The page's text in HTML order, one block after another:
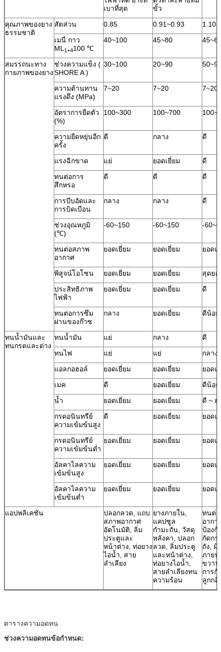
เบาที่สุด
ขั้ว
คุณภาพของยาง
ธรรมชาติ
สัดส่วน 0.85 0.91~0.93
1.10
เมนี่ กาว
ML 1+4100 ℃
40~100 45~80
สมรรถนะทาง
กายภาพของยาง
ช่วงความแข็ง (
SHORE A )
30~100 20~90
ความต้านทาน
แรงดึง (MPa)
7~20 7~20 7~20
อัตราการยืดตัว
(%)
100~300 100~700
ความยืดหยุ่นอีก
ครั้ง
ดี กลาง ดี
แรงฉีกขาด แย่ ยอดเยี่ยม
ดี
ทนต่อการ
สึกหรอ
ดี ดี ดี
การบีบอัดและ
การบิดเบือน
กลาง กลาง ดี
ช่วงอุณหภูมิ
(℃)
-60~150 -60~150 -
ทนต่อสภาพ
อากาศ
ยอดเยี่ยม ยอดเยี่ยม ยอดเ
พิสูจน์โอโซน ยอดเยี่ยม ยอดเยี่ยม
สุดยอ
ประสิทธิภาพ
ไฟฟ้า
ยอดเยี่ยม ยอดเยี่ยม ดี
ทนต่อการซึม
ผ่านของก๊าซ
กลาง ยอดเยี่ยม ดีน้อย
ทนน้ำมันและ
ทนกรดและด่าง
ทนน้ำมัน แย่ กลาง
ดี
ทนไฟ
แย่ แย่
กลาง
แอลกอฮอล์
ยอดเยี่ยม ยอดเยี่ยม
ยอดเ
เมค
ดี ยอดเยี่ยม
ดีน้อย
น้ำ
ยอดเยี่ยม ยอดเยี่ยม
ดี ~ ย
กรดอนินทรีย์
ความเข้มข้นสูง
ดี ยอดเยี่ยม ยอดเ
กรดอนินทรีย์
ความเข้มข้นต่ำ
ยอดเยี่ยม ยอดเยี่ยม ยอดเ
อัลคาไลความ
เข้มข้นสูง
ยอดเยี่ยม ยอดเยี่ยม ยอดเ
อัลคาไลความ
เข้มข้นต่ำ
ยอดเยี่ยม ยอดเยี่ยม ยอดเ
แอปพลิเคชัน
ปลอกลวด, แถบ
สภาพอากาศ
อัตโนมัติ, ลิ่ม
ประตูและ
หน้าต่าง, ท่อยาง
ไอน้ำ, สาย
ลำเลียง
ยางภายใน,
แคปซูล
กำมะถัน, วัสดุ
หลังคา, ปลอก
ลวด, ลิ่มประตู
และหน้าต่าง,
ท่อยางไอน้ำ,
สายลำเลียงทน
ความร้อน
ทนต่
อากา
ป้องกั
กัดก
ถัง, ผ้
ภายน
ขวาน
การกั
ลูกกลิ้
ตารางความอดทน
ช่วงความอดทนข้อกำหนด: